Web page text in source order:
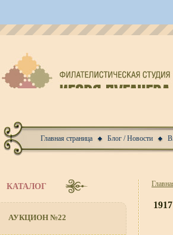
Главная страница Блог / Новости
КАТАЛОГ
АУКЦИОН №22